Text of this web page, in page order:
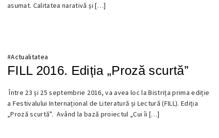
asumat. Calitatea narativă și […]
#Actualitatea
FILL 2016. Ediția „Proză scurtă”
11
SEPTEMBRIE
Între 23 și 25 septembrie 2016, va avea loc la Bistrița prima ediție
a Festivalului Internațional de Literatură și Lectură (FILL). Ediția
„Proză scurtă”. Având la bază proiectul „Cui îi […]